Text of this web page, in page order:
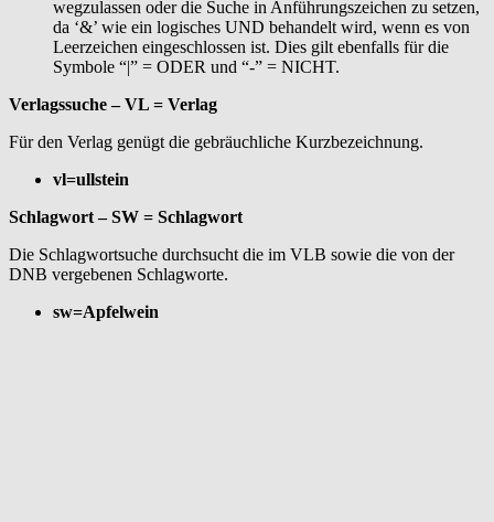
wegzulassen oder die Suche in Anführungszeichen zu setzen,
da ‘&’ wie ein logisches UND behandelt wird, wenn es von
Leerzeichen eingeschlossen ist. Dies gilt ebenfalls für die
Symbole “|” = ODER und “-” = NICHT.
Verlagssuche – VL = Verlag
Für den Verlag genügt die gebräuchliche Kurzbezeichnung.
vl=ullstein
Schlagwort – SW = Schlagwort
Die Schlagwortsuche durchsucht die im VLB sowie die von der
DNB vergebenen Schlagworte.
sw=Apfelwein